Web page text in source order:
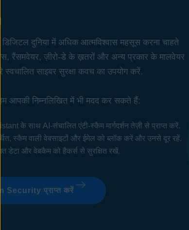
दुनिया में अधिक आत्मविश्वास महसूस करना चाहते
रैंसमवेयर, ज़ीरो-डे के ख़तरों और अन्य प्रकार के मालवेयर
स्वचालित साइबर सुरक्षा कवच का उपयोग करें.
आपकी निम्नलिखित में भी मदद कर सकते हैं:
के साथ AI-संचालित एंटी-स्कैम मार्गदर्शन तेज़ी से प्राप्त करें.
स्कैम वाली वेबसाइटों और ईमेल को ब्लॉक करें और उनसे दूर रहें.
डेटा और वेबकैम को हैकर्स से सुरक्षित रखें.
Security प्राप्त करें